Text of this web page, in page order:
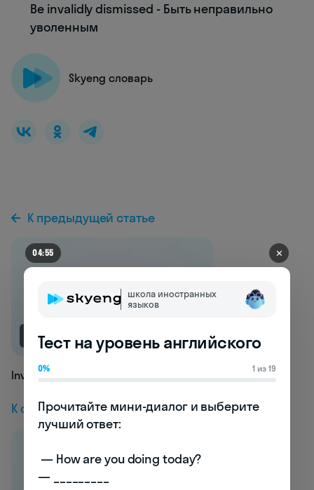
Be invalidly dismissed - Быть неправильно
уволенным
Skyeng словарь
К предыдущей статье
NEW
Invalidism
К следующей статье
04:48 ✕
школа иностранных
языков
Тест на уровень английского
0% 1 из 19
Прочитайте мини-диалог и выберите
лучший ответ:
— _________